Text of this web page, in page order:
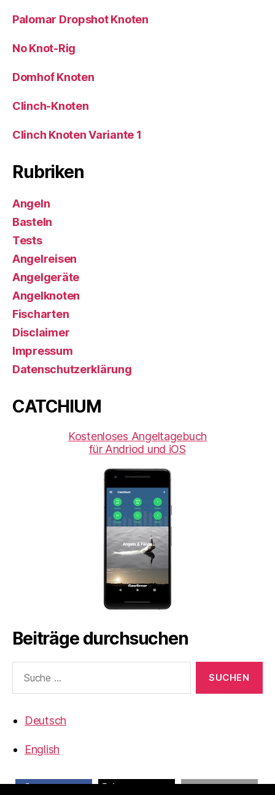
Palomar Dropshot Knoten
No Knot-Rig
Domhof Knoten
Clinch-Knoten
Clinch Knoten Variante 1
Rubriken
Angeln
Basteln
Tests
Angelreisen
Angelgeräte
Angelknoten
Fischarten
Disclaimer
Impressum
Datenschutzerklärung
CATCHIUM
Kostenloses Angeltagebuch
für Andriod und iOS
Beiträge durchsuchen
nach:
Deutsch
English